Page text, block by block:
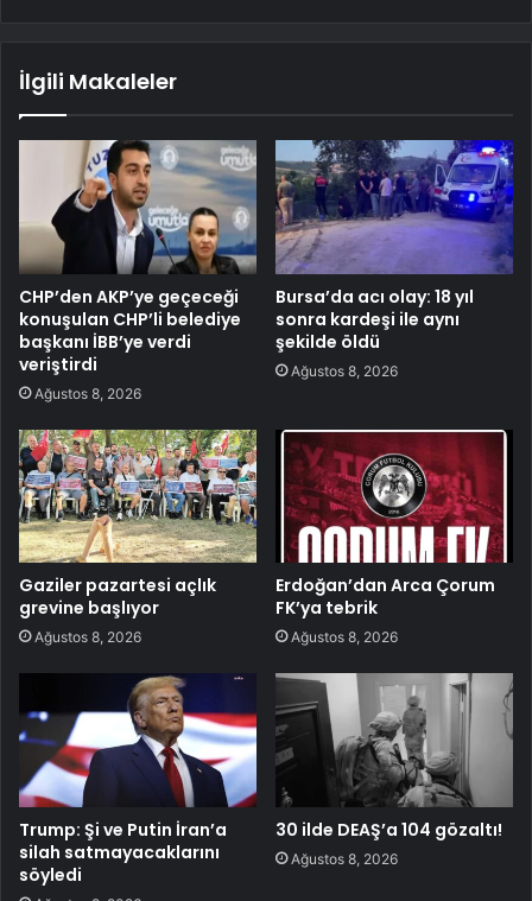
İlgili Makaleler
CHP’den AKP’ye geçeceği
konuşulan CHP’li belediye
başkanı İBB’ye verdi
veriştirdi
Ağustos 8, 2026
Bursa’da acı olay: 18 yıl
sonra kardeşi ile aynı
şekilde öldü
Ağustos 8, 2026
Gaziler pazartesi açlık
grevine başlıyor
Ağustos 8, 2026
Erdoğan’dan Arca Çorum
FK’ya tebrik
Ağustos 8, 2026
Trump: Şi ve Putin İran’a
silah satmayacaklarını
söyledi
30 ilde DEAŞ’a 104 gözaltı!
Ağustos 8, 2026